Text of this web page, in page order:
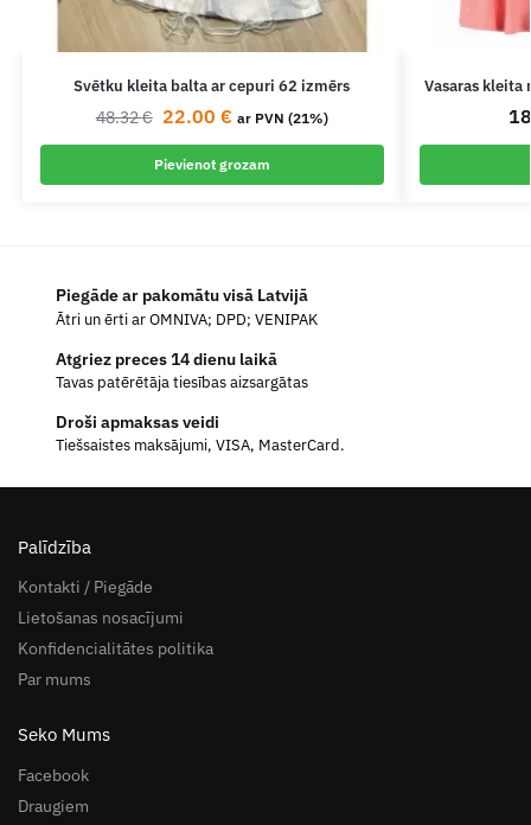
Svētku kleita balta ar cepuri 62 izmērs
48.32€ 22.00 € ar PVN (21%)
Pievienot grozam
Vasaras kleita
Piegāde ar pakomātu visā Latvijā
Ātri un ērti ar OMNIVA; DPD; VENIPAK
Atgriez preces 14 dienu laikā
Tavas patērētāja tiesības aizsargātas
Droši apmaksas veidi
Tiešsaistes maksājumi, VISA, MasterCard.
Palīdzība
Kontakti / Piegāde
Lietošanas nosacījumi
Konfidencialitātes politika
Par mums
Seko Mums
Facebook
Draugiem